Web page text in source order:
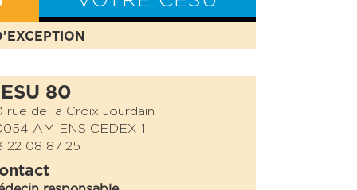
BILAN CESU
80
rue de la Croix Jourdain
AMIENS CEDEX 1
22 08 87 25